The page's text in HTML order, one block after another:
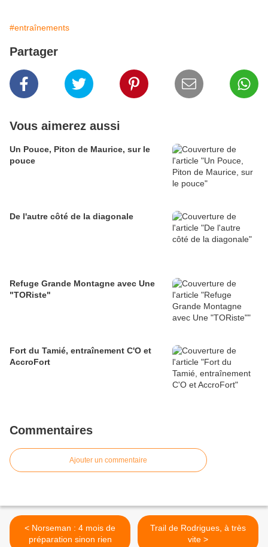
#entraînements
Partager
Vous aimerez aussi
Un Pouce, Piton de Maurice, sur le
pouce
De l'autre côté de la diagonale
Refuge Grande Montagne avec Une
"TORiste"
Fort du Tamié, entraînement C'O et
AccroFort
Commentaires
Ajouter un commentaire
< Norseman : 4 mois de
préparation sinon rien
Trail de Rodrigues, à très
vite >